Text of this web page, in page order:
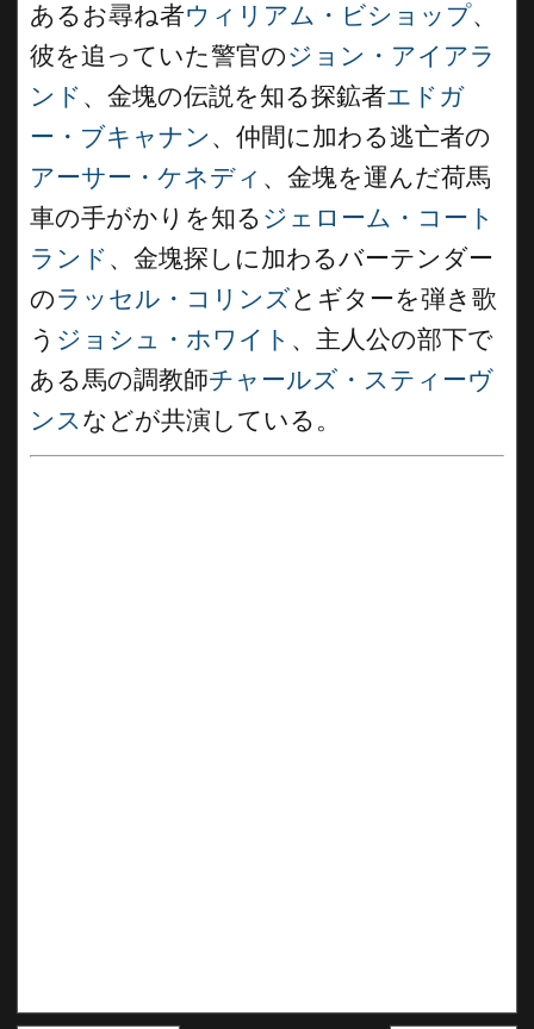
あるお尋ね者ウィリアム・ビショップ、
彼を追っていた警官のジョン・アイアラ
ンド 、金塊の伝説を知る探鉱者エドガ
ー・ブキャナン 、仲間に加わる逃亡者の
アーサー・ケネディ 、金塊を運んだ荷馬
車の手がかりを知る ジェローム・コート
ランド 、金塊探しに加わるバーテンダー
のラッセル・コリンズとギターを弾き歌
う ジョシュ・ホワイト 、主人公の部下で
ある馬の調教師チャールズ・スティーヴ
ンスなどが共演している。